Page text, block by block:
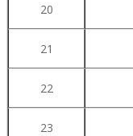
20
21
22
23